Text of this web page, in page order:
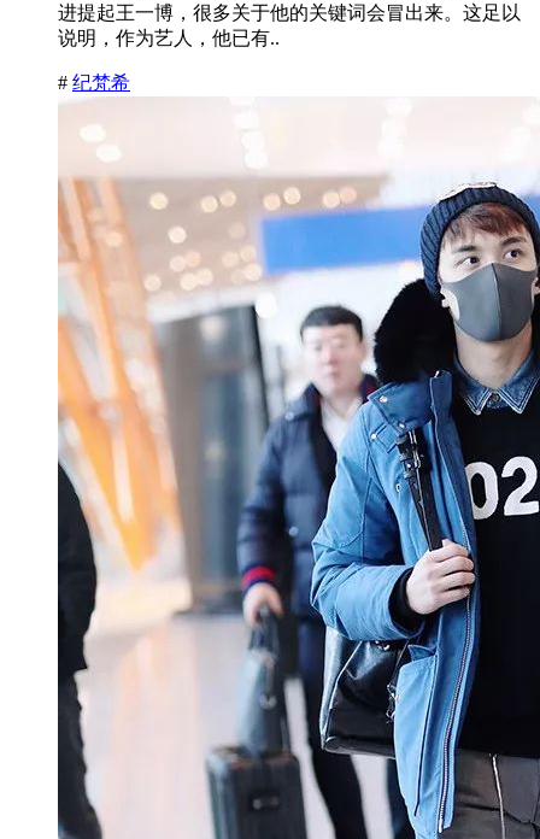
进提起王一博，很多关于他的关键词会冒出来。这足以
说明，作为艺人，他已有..
# 纪梵希